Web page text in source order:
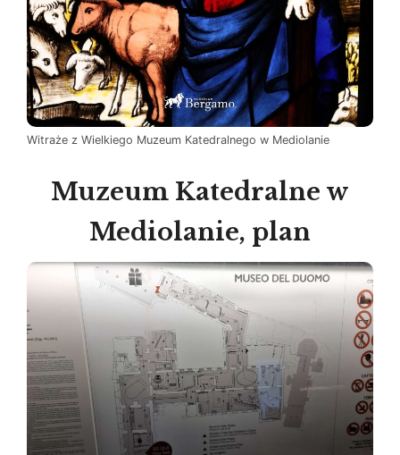
Witraże z Wielkiego Muzeum Katedralnego w Mediolanie
Muzeum Katedralne w
Mediolanie, plan